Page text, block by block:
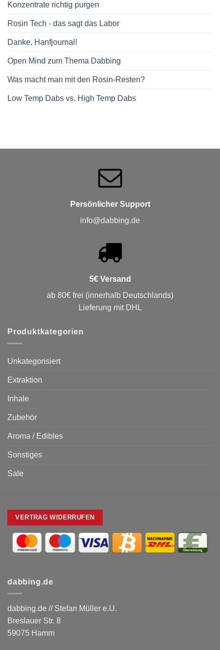
Konzentrate richtig purgen
Rosin Tech - das sagt das Labor
Danke, Hanfjournal!
Open Mind zum Thema Dabbing
Was macht man mit den Rosin-Resten?
Low Temp Dabs vs. High Temp Dabs
Persönlicher Support
info@dabbing.de
5€ Versand
ab 80€ frei (innerhalb Deutschlands)
Lieferung mit DHL
Produktkategorien
Unkategorisiert
Extraktion
Inhale
Zubehör
Aroma / Edibles
Sonstiges
Sale
VERTRAG WIDERRUFEN
dabbing.de
dabbing.de // Stefan Müller e.U.
Breslauer Str. 8
59075 Hamm